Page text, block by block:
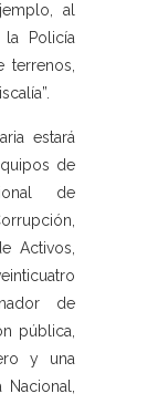
al
la Policía
terrenos,
estará
de
de
Activos,
de
pública,
y una